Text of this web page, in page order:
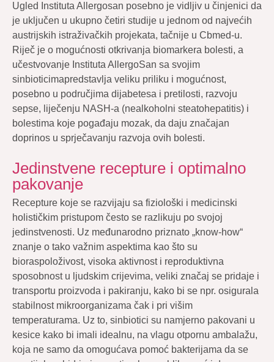
Ugled Instituta Allergosan posebno je vidljiv u činjenici da
je uključen u ukupno četiri studije u jednom od najvećih
austrijskih istraživačkih projekata, tačnije u Cbmed-u.
Riječ je o mogućnosti otkrivanja biomarkera bolesti, a
učestvovanje Instituta AllergoSan sa svojim
sinbioticimapredstavlja veliku priliku i mogućnost,
posebno u područjima dijabetesa i pretilosti, razvoju
sepse, liječenju NASH-a (nealkoholni steatohepatitis) i
bolestima koje pogađaju mozak, da daju značajan
doprinos u sprječavanju razvoja ovih bolesti.
Jedinstvene recepture i optimalno
pakovanje
Recepture koje se razvijaju sa fiziološki i medicinski
holističkim pristupom često se razlikuju po svojoj
jedinstvenosti. Uz međunarodno priznato „know-how“
znanje o tako važnim aspektima kao što su
bioraspoloživost, visoka aktivnost i reproduktivna
sposobnost u ljudskim crijevima, veliki značaj se pridaje i
transportu proizvoda i pakiranju, kako bi se npr. osigurala
stabilnost mikroorganizama čak i pri višim
temperaturama. Uz to, sinbiotici su namjerno pakovani u
kesice kako bi imali idealnu, na vlagu otpornu ambalažu,
koja ne samo da omogućava pomoć bakterijama da se